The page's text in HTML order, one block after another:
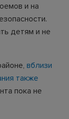
и на
детям и не
вблизи
также
пока не